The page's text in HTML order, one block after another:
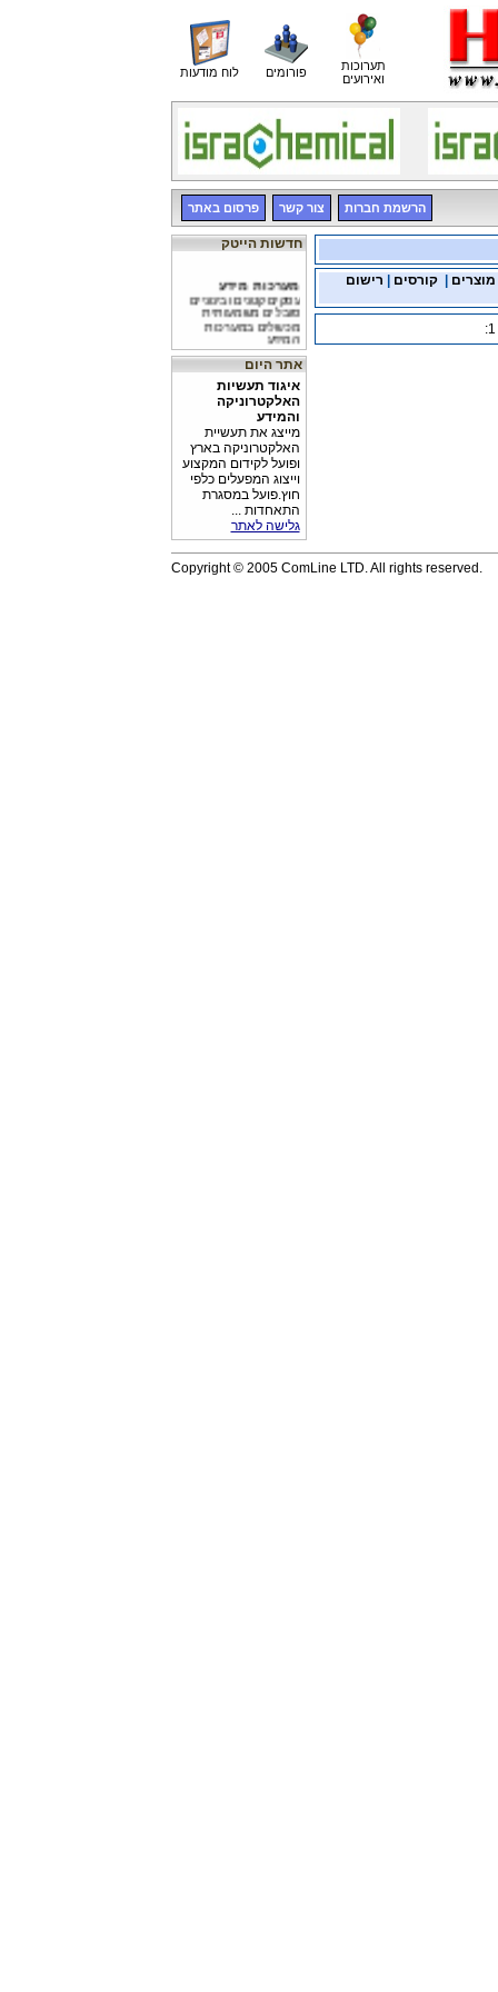
לוח מודעות פורומים
תערוכות
ואירועים
הרשמת חברות צור קשר פרסום באתר
חדשות הייטק
מערכות מידע
עסקים קטנים ובינוניים
סובלים משמעותית
מכשלים במערכות
המידע
מחשבים 2010
ארגונים בגודל בינוני הם
חלוצי הקידמה
איומי אבטחה
מק'אפי פרסמה את
דו"ח הרבעון האחרון של
2009 על איומי אבטחה
אתר היום
איגוד תעשיות
האלקטרוניקה
והמידע
מייצג את תעשיית
האלקטרוניקה בארץ
ופועל לקידום המקצוע
וייצוג המפעלים כלפי
חוץ.פועל במסגרת
התאחדות ...
גלישה לאתר
|קורסים רישום
Copyright © 2005 ComLine LTD. All rights reserved.